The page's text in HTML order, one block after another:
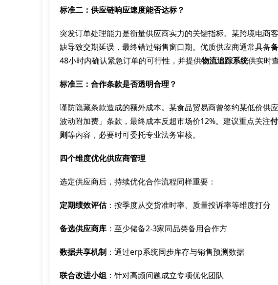
标准二：供应链响应速度能否达标？
突发订单处理能力是衡量供应商实力的关键指标。某跨境电商
缺导致交期延误，最终错过销售窗口期。优质供应商通常具备
48小时内确认紧急订单的可行性，并提供物流追踪系统供实时查
标准三：合作条款是否透明合理？
谨防隐藏条款造成的额外成本。某食品贸易商曾签约某低价供
波动附加费」条款，最终成本反超市场价12%。建议重点关注
则等内容，必要时可委托专业法务审核。
四个维度优化供应商管理
选定供应商后，持续优化合作流程同样重要：
定期绩效评估：按季度从交货准时率、质量投诉率等维度打分
备选供应商库 ：至少储备2-3家同品类备用合作方
数据共享机制 ：通过erp系统同步库存与销售预测数据
联合改进小组 ：针对高频问题成立专项优化团队